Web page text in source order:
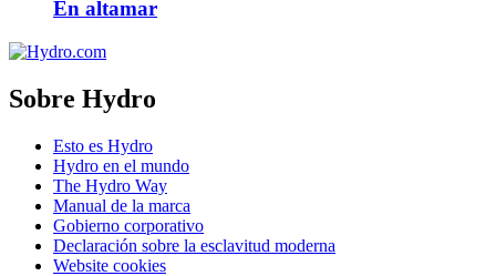
En altamar
Sobre Hydro
Esto es Hydro
Hydro en el mundo
The Hydro Way
Manual de la marca
Gobierno corporativo
Declaración sobre la esclavitud moderna
Website cookies